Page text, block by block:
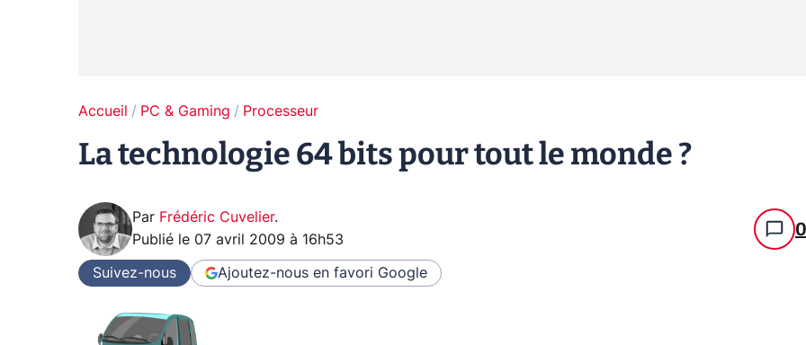
Accueil PC & Gaming Processeur
La technologie 64 bits pour tout le monde ?
Par Frédéric Cuvelier.
Publié le 07 avril 2009 à 16h53 0
Suivez-nous Ajoutez-nous en favori Google